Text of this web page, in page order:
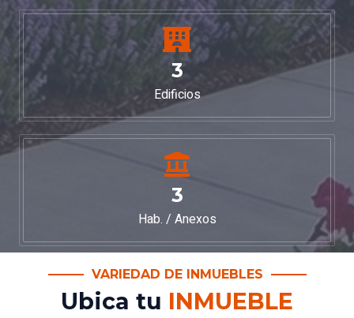
3
Edificios
3
Hab. / Anexos
VARIEDAD DE INMUEBLES
Ubica tu INMUEBLE